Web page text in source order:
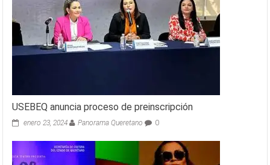
USEBEQ anuncia proceso de preinscripción
enero 23, 2024 Panorama Queretano 0